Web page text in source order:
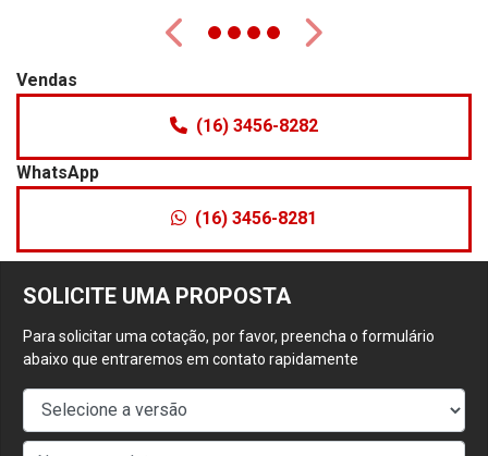
SOLICITE UMA PROPOSTA
Para solicitar uma cotação, por favor, preencha o formulário
abaixo que entraremos em contato rapidamente
Anterior
Próximo
Vendas
(16) 3456-8282
WhatsApp
(16) 3456-8281